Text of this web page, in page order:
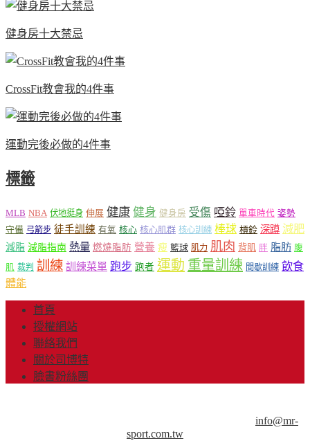
健身房十大禁忌
CrossFit教會我的4件事
運動完後必做的4件事
標籤
MLB NBA 伏地挺身 伸展 健康 健身 健身房 受傷 啞鈴 單車時代 姿勢
守備 弓箭步 徒手訓練 有氧 核心 核心肌群 核心訓練 棒球 槓鈴 深蹲 減肥
減脂 減脂指南 熱量 燃燒脂肪 營養 瘦 籃球 肌力 肌肉 背肌 胖 脂肪 腹
肌 裁判 訓練 訓練菜單 跑步 跑者 運動 重量訓練 間歇訓練 飲食
體能
首頁
授權網站
聯絡我們
關於司博特
臉書粉絲團
info@mr-
sport.com.tw